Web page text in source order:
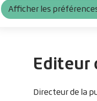
Afficher les
Directeur de la